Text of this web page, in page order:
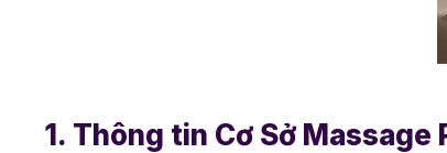
1. Thông tin Cơ Sở Massage